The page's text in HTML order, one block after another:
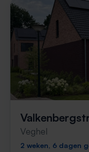
Veghel
2 weken, 6 dagen